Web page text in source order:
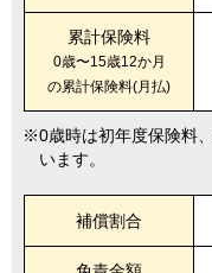
累計保険料
0歳〜15歳12か月
の累計保険料(月払)
0歳時は初年度保険料
います。
補償割合